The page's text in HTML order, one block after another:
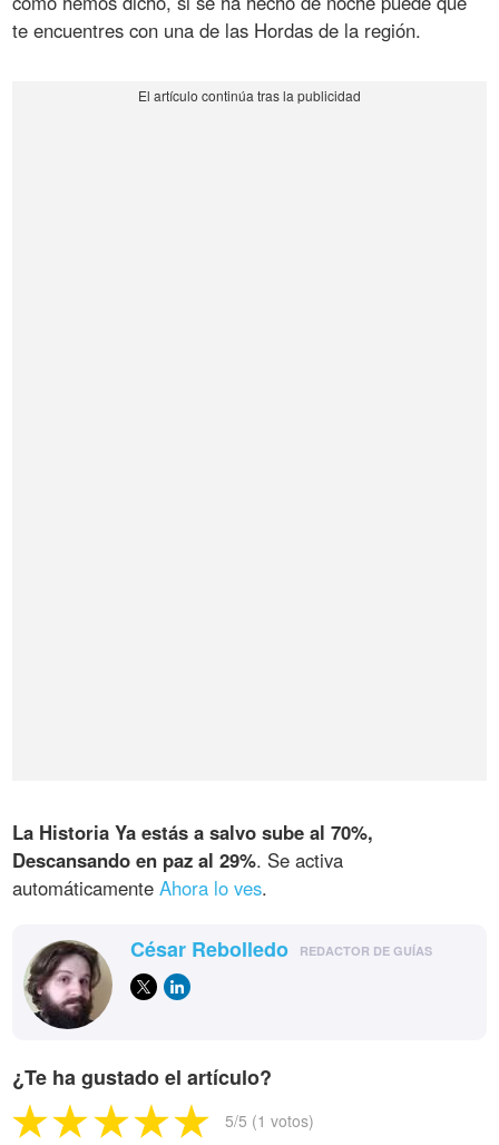
te encuentres con una de las Hordas de la región.
La Historia Ya estás a salvo sube al 70%,
Descansando en paz al 29%. Se activa
automáticamenteAhora lo ves.
César Rebolledo REDACTOR DE GUÍAS
¿Te ha gustado el artículo?
5/5 (1 votos)